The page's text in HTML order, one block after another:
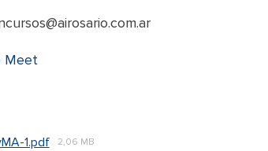
Meet
1.pdf 2,06 MB